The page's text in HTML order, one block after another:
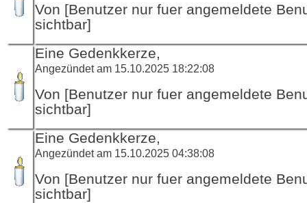
Von [Benutzer nur fuer angemeldete
sichtbar]
Eine Gedenkkerze,
Angezündet am 15.10.2025 18:22:08
Von [Benutzer nur fuer angemeldete
sichtbar]
Eine Gedenkkerze,
Angezündet am 15.10.2025 04:38:08
Von [Benutzer nur fuer angemeldete
sichtbar]